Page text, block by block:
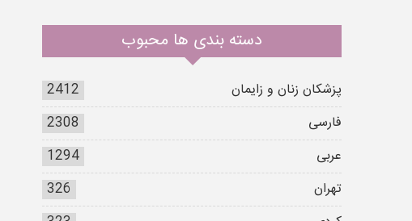
دسته بندی ها محبوب
پزشکان زنان و زایمان
2412
فارسی
2308
عربی
1294
تهران
326